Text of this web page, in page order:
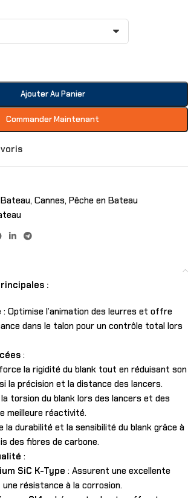
Ajouter Au Panier
Commander Maintenant
, Cannes, Pêche en Bateau
:
: Optimise l’animation des leurres et offre
dans le talon pour un contrôle total lors
:
la rigidité du blank tout en réduisant son
la précision et la distance des lancers.
torsion du blank lors des lancers et des
meilleure réactivité.
la durabilité et la sensibilité du blank grâce à
des fibres de carbone.
:
SiC K-Type : Assurent une excellente
résistance à la corrosion.